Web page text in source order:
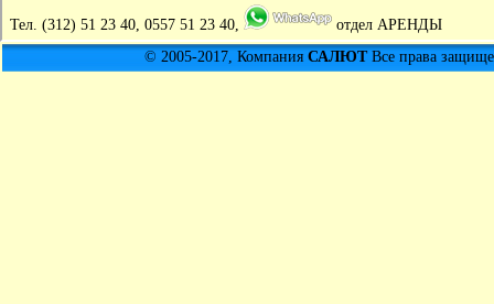
Тел. (312) 51 23 40, 0557 51 23 40,
отдел АРЕНДЫ
© 2005-2017, Компания САЛЮТВсе права